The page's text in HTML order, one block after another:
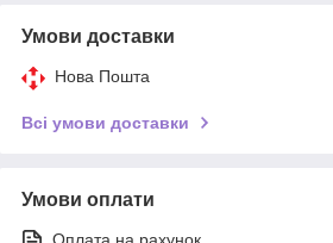
Умови доставки
Нова Пошта
Всі умови доставки
Умови оплати
Оплата на рахунок